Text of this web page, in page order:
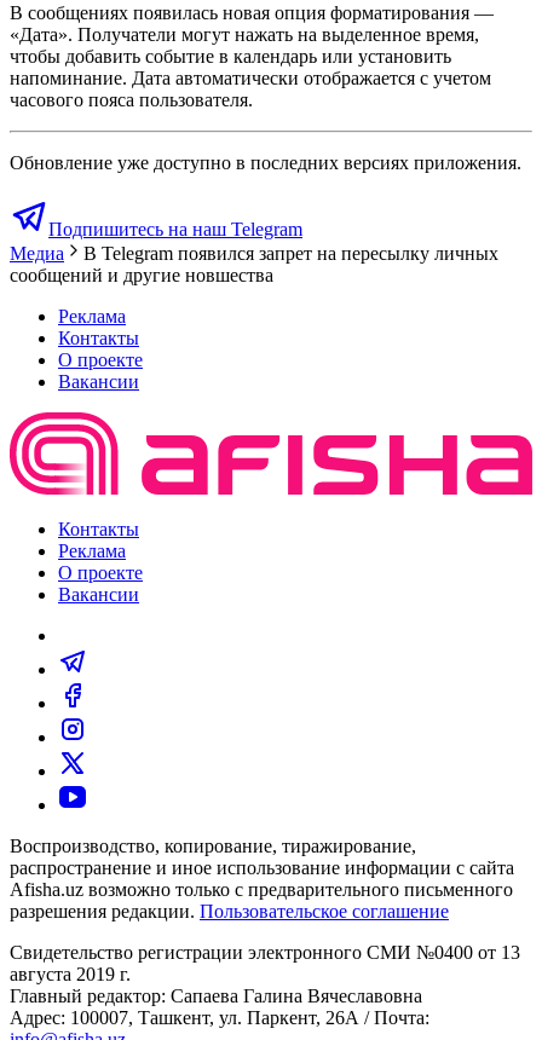
В сообщениях появилась новая опция форматирования —
«Дата». Получатели могут нажать на выделенное время,
чтобы добавить событие в календарь или установить
напоминание. Дата автоматически отображается с учетом
часового пояса пользователя.
Обновление уже доступно в последних версиях приложения.
Подпишитесь на наш Telegram
Медиа
В Telegram появился запрет на пересылку личных
сообщений и другие новшества
Реклама
Контакты
О проекте
Вакансии
Контакты
Реклама
О проекте
Вакансии
Воспроизводство, копирование, тиражирование,
распространение и иное использование информации с сайта
Afisha.uz возможно только с предварительного письменного
разрешения редакции. Пользовательское соглашение
Свидетельство регистрации электронного СМИ №0400 от 13
августа 2019 г.
Главный редактор: Сапаева Галина Вячеславовна
Адрес: 100007, Ташкент, ул. Паркент, 26А / Почта: